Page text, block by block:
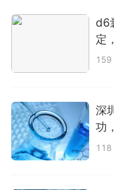
d6
定
159
深
功
118